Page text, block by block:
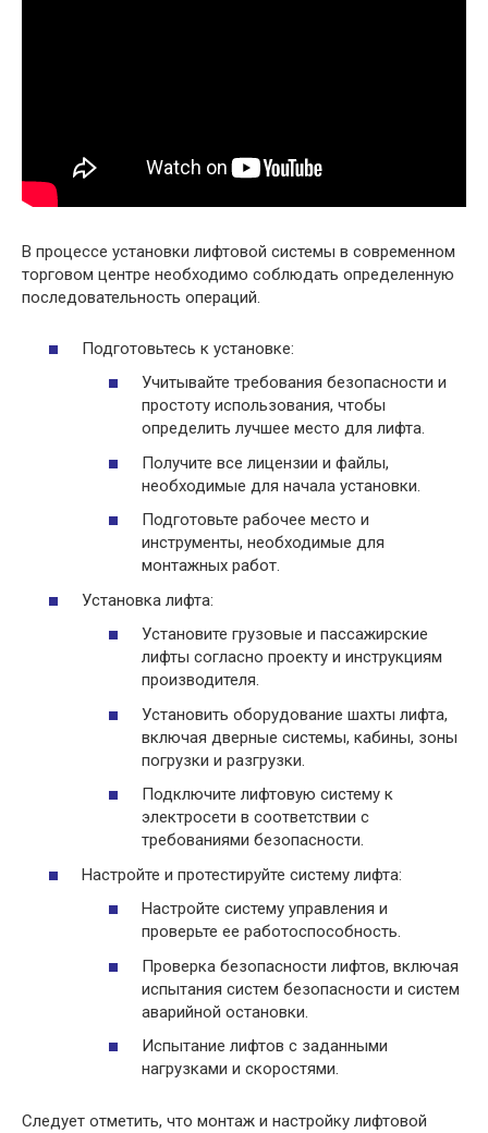
В процессе установки лифтовой системы в современном
торговом центре необходимо соблюдать определенную
последовательность операций.
Подготовьтесь к установке:
Учитывайте требования безопасности и
простоту использования, чтобы
определить лучшее место для лифта.
Получите все лицензии и файлы,
необходимые для начала установки.
Подготовьте рабочее место и
инструменты, необходимые для
монтажных работ.
Установка лифта:
Установите грузовые и пассажирские
лифты согласно проекту и инструкциям
производителя.
Установить оборудование шахты лифта,
включая дверные системы, кабины, зоны
погрузки и разгрузки.
Подключите лифтовую систему к
электросети в соответствии с
требованиями безопасности.
Настройте и протестируйте систему лифта:
Настройте систему управления и
проверьте ее работоспособность.
Проверка безопасности лифтов, включая
испытания систем безопасности и систем
аварийной остановки.
Испытание лифтов с заданными
нагрузками и скоростями.
Следует отметить, что монтаж и настройку лифтовой